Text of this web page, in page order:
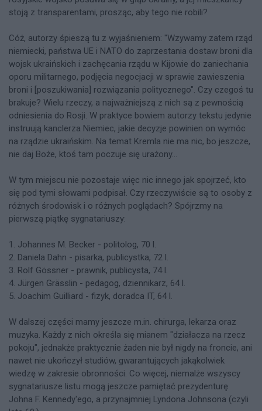
stoją z transparentami, prosząc, aby tego nie robili?
Cóż, autorzy śpieszą tu z wyjaśnieniem: "Wzywamy zatem rząd
niemiecki, państwa UE i NATO do zaprzestania dostaw broni dla
wojsk ukraińskich i zachęcania rządu w Kijowie do zaniechania
oporu militarnego, podjęcia negocjacji w sprawie zawieszenia
broni i [poszukiwania] rozwiązania politycznego". Czy czegoś tu
brakuje? Wielu rzeczy, a najważniejszą z nich są z pewnością
odniesienia do Rosji. W praktyce bowiem autorzy tekstu jedynie
instruują kanclerza Niemiec, jakie decyzje powinien on wymóc
na rządzie ukraińskim. Na temat Kremla nie ma nic, bo jeszcze,
nie daj Boże, ktoś tam poczuje się urażony...
W tym miejscu nie pozostaje więc nic innego jak spojrzeć, kto
się pod tymi słowami podpisał. Czy rzeczywiście są to osoby z
różnych środowisk i o różnych poglądach? Spójrzmy na
pierwszą piątkę sygnatariuszy:
1. Johannes M. Becker - politolog, 70 l.
2. Daniela Dahn - pisarka, publicystka, 72 l.
3. Rolf Gössner - prawnik, publicysta, 74 l.
4. Jürgen Grässlin - pedagog, dziennikarz, 64 l.
5. Joachim Guilliard - fizyk, doradca IT, 64 l.
W dalszej części mamy jeszcze m.in. chirurga, lekarza oraz
muzyka. Każdy z nich określa się mianem "działacza na rzecz
pokoju", jednakże praktycznie żaden nie był nigdy na froncie, ani
nawet nie ukończył studiów, gwarantujących jakąkolwiek
wiedzę w zakresie obronności. Co więcej, niemalże wszyscy
sygnatariusze listu mogą jeszcze pamiętać prezydenturę
Johna F. Kennedy'ego, a przynajmniej Lyndona Johnsona (czyli